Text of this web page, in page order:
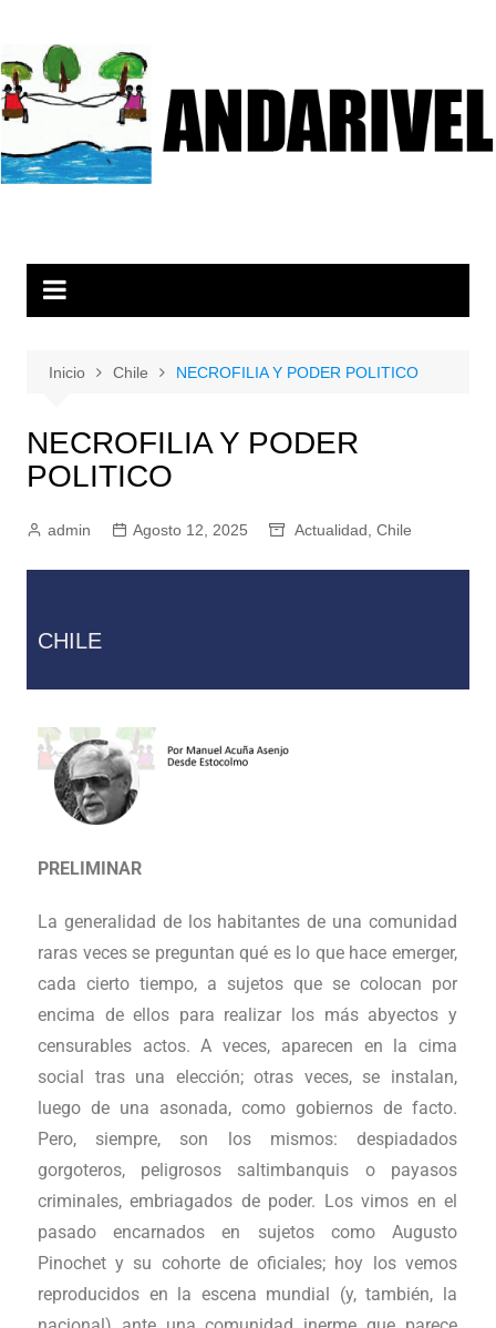
Inicio Chile NECROFILIA Y PODER POLITICO
NECROFILIA Y PODER
POLITICO
admin Agosto 12, 2025 Actualidad Chile
CHILE
PRELIMINAR
La generalidad de los habitantes de una comunidad
raras veces se preguntan qué es lo que hace emerger,
cada cierto tiempo, a sujetos que se colocan por
encima de ellos para realizar los más abyectos y
censurables actos. A veces, aparecen en la cima
social tras una elección; otras veces, se instalan,
luego de una asonada, como gobiernos de facto.
Pero, siempre, son los mismos: despiadados
gorgoteros, peligrosos saltimbanquis o payasos
criminales, embriagados de poder. Los vimos en el
pasado encarnados en sujetos como Augusto
Pinochet y su cohorte de oficiales; hoy los vemos
reproducidos en la escena mundial (y, también, la